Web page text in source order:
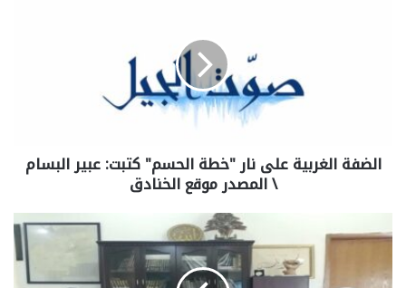
الضفة الغربية على نار "خطة الحسم" كتبت: عبير البسام
\ المصدر موقع الخنادق